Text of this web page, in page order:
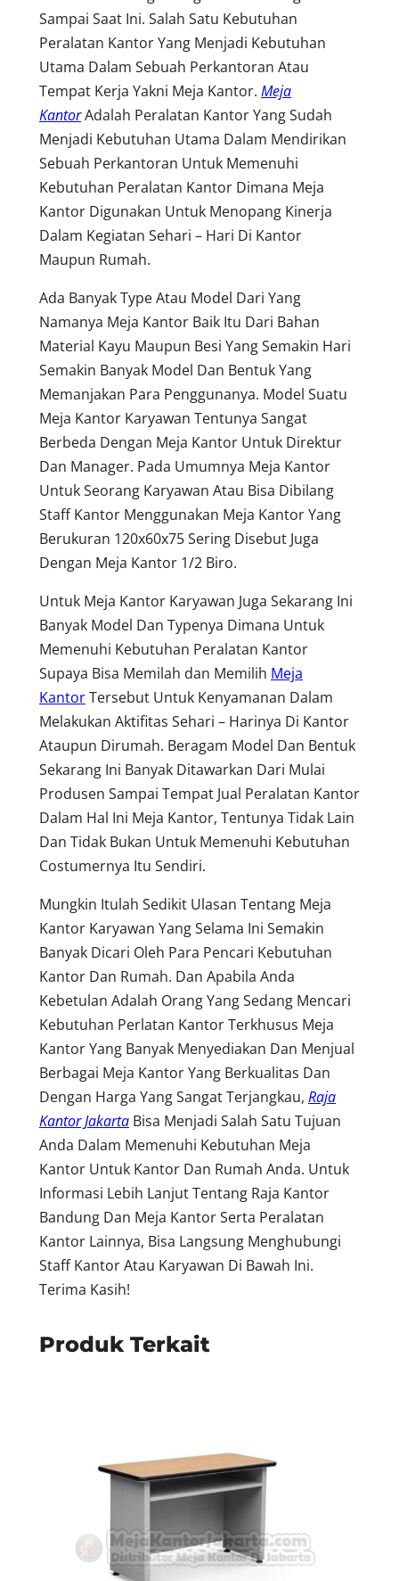
Sampai Saat Ini. Salah Satu Kebutuhan
Peralatan Kantor Yang Menjadi Kebutuhan
Utama Dalam Sebuah Perkantoran Atau
Tempat Kerja Yakni Meja Kantor. Meja
KantorAdalah Peralatan Kantor Yang Sudah
Menjadi Kebutuhan Utama Dalam Mendirikan
Sebuah Perkantoran Untuk Memenuhi
Kebutuhan Peralatan Kantor Dimana Meja
Kantor Digunakan Untuk Menopang Kinerja
Dalam Kegiatan Sehari – Hari Di Kantor
Maupun Rumah.
Ada Banyak Type Atau Model Dari Yang
Namanya Meja Kantor Baik Itu Dari Bahan
Material Kayu Maupun Besi Yang Semakin Hari
Semakin Banyak Model Dan Bentuk Yang
Memanjakan Para Penggunanya. Model Suatu
Meja Kantor Karyawan Tentunya Sangat
Berbeda Dengan Meja Kantor Untuk Direktur
Dan Manager. Pada Umumnya Meja Kantor
Untuk Seorang Karyawan Atau Bisa Dibilang
Staff Kantor Menggunakan Meja Kantor Yang
Berukuran 120x60x75 Sering Disebut Juga
Dengan Meja Kantor 1/2 Biro.
Untuk Meja Kantor Karyawan Juga Sekarang Ini
Banyak Model Dan Typenya Dimana Untuk
Memenuhi Kebutuhan Peralatan Kantor
Supaya Bisa Memilah dan Memilih Meja
KantorTersebut Untuk Kenyamanan Dalam
Melakukan Aktifitas Sehari – Harinya Di Kantor
Ataupun Dirumah. Beragam Model Dan Bentuk
Sekarang Ini Banyak Ditawarkan Dari Mulai
Produsen Sampai Tempat Jual Peralatan Kantor
Dalam Hal Ini Meja Kantor, Tentunya Tidak Lain
Dan Tidak Bukan Untuk Memenuhi Kebutuhan
Costumernya Itu Sendiri.
Mungkin Itulah Sedikit Ulasan Tentang Meja
Kantor Karyawan Yang Selama Ini Semakin
Banyak Dicari Oleh Para Pencari Kebutuhan
Kantor Dan Rumah. Dan Apabila Anda
Kebetulan Adalah Orang Yang Sedang Mencari
Kebutuhan Perlatan Kantor Terkhusus Meja
Kantor Yang Banyak Menyediakan Dan Menjual
Berbagai Meja Kantor Yang Berkualitas Dan
Dengan Harga Yang Sangat Terjangkau, Raja
Kantor Jakarta Bisa Menjadi Salah Satu Tujuan
Anda Dalam Memenuhi Kebutuhan Meja
Kantor Untuk Kantor Dan Rumah Anda. Untuk
Informasi Lebih Lanjut Tentang Raja Kantor
Bandung Dan Meja Kantor Serta Peralatan
Kantor Lainnya, Bisa Langsung Menghubungi
Staff Kantor Atau Karyawan Di Bawah Ini.
Terima Kasih!
Produk Terkait